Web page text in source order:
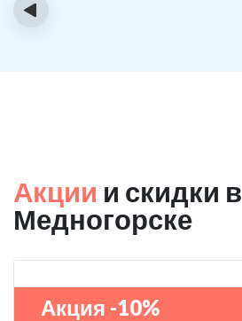
‹
Акции и скидки в
Медногорске
Акция -10%